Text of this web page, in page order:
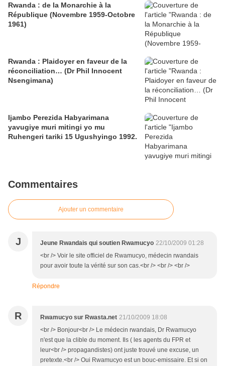
Rwanda : de la Monarchie à la
République (Novembre 1959-Octobre
1961)
Rwanda : Plaidoyer en faveur de la
réconciliation… (Dr Phil Innocent
Nsengimana)
Ijambo Perezida Habyarimana
yavugiye muri mitingi yo mu
Ruhengeri tariki 15 Ugushyingo 1992.
Commentaires
Ajouter un commentaire
J Jeune Rwandais qui soutien Rwamucyo 22/10/2009 01:28
<br /> Voir le site officiel de Rwamucyo, médecin rwandais
pour avoir toute la vérité sur son cas.<br /> <br /> <br />
Répondre
R Rwamucyo sur Rwasta.net 21/10/2009 18:08
<br /> Bonjour<br /> Le médecin rwandais, Dr Rwamucyo
n'est que la clible du moment. Ils ( les agents du FPR et
leur<br /> propagandistes) ont juste trouvé une excuse, un
pretexte.<br /> Oui Rwamucyo est un bouc-emissaire. Et si on